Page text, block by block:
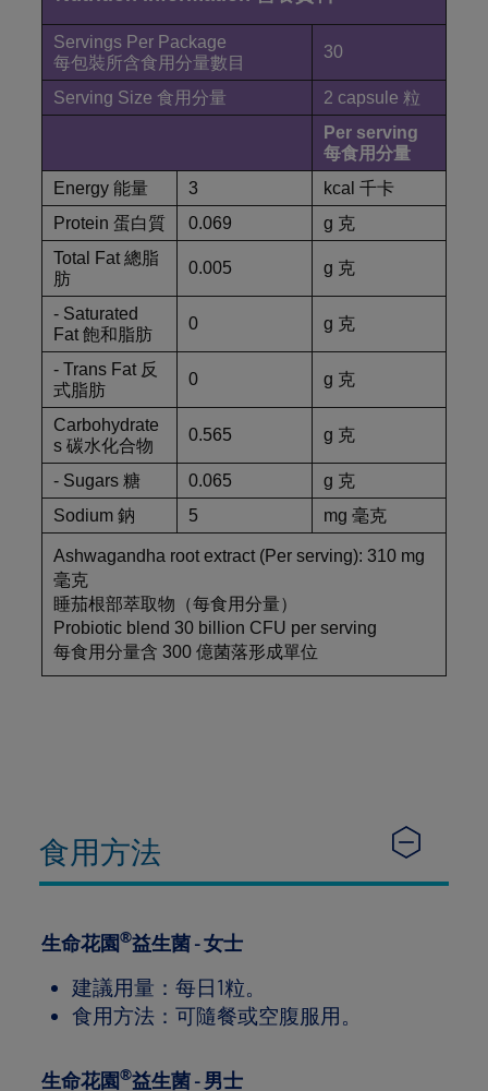
Servings Per Package
每包裝所含食用分量數目
30
Serving Size 食用分量
2 capsule 粒
Per serving
每食用分量
Energy 能量
3
kcal 千卡
Protein 蛋白質
0.069
g 克
Total Fat 總脂
肪
0.005 g 克
- Saturated
Fat 飽和脂肪
0 g 克
- Trans Fat 反
式脂肪
0 g 克
Carbohydrate
s 碳水化合物
0.565 g 克
- Sugars 糖 0.065
g 克
Sodium 鈉
5 mg 毫克
Ashwagandha root extract (Per serving): 310 mg
毫克
睡茄根部萃取物（每食用分量）
Probiotic blend 30 billion CFU per serving
每食用分量含 300 億菌落形成單位
食用方法
生命花園®益生菌 - 女士
建議用量：每日1粒。
食用方法：可隨餐或空腹服用。
生命花園®益生菌 - 男士